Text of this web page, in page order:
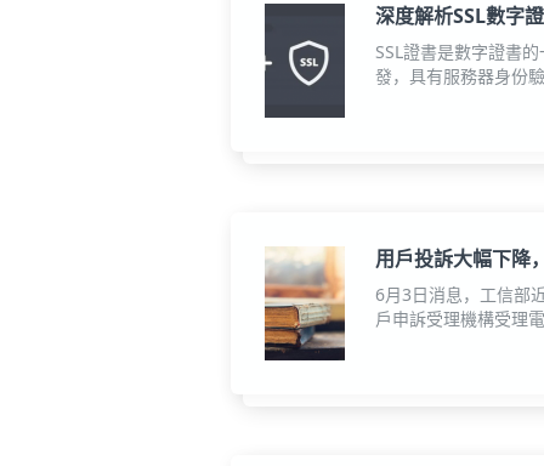
深度解析SSL數字
SSL證書是數字證書
發，具有服務器身份
用戶投訴大幅下降
6月3日消息，工信部
戶申訴受理機構受理